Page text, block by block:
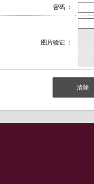
密码 ：
图片验证 ：